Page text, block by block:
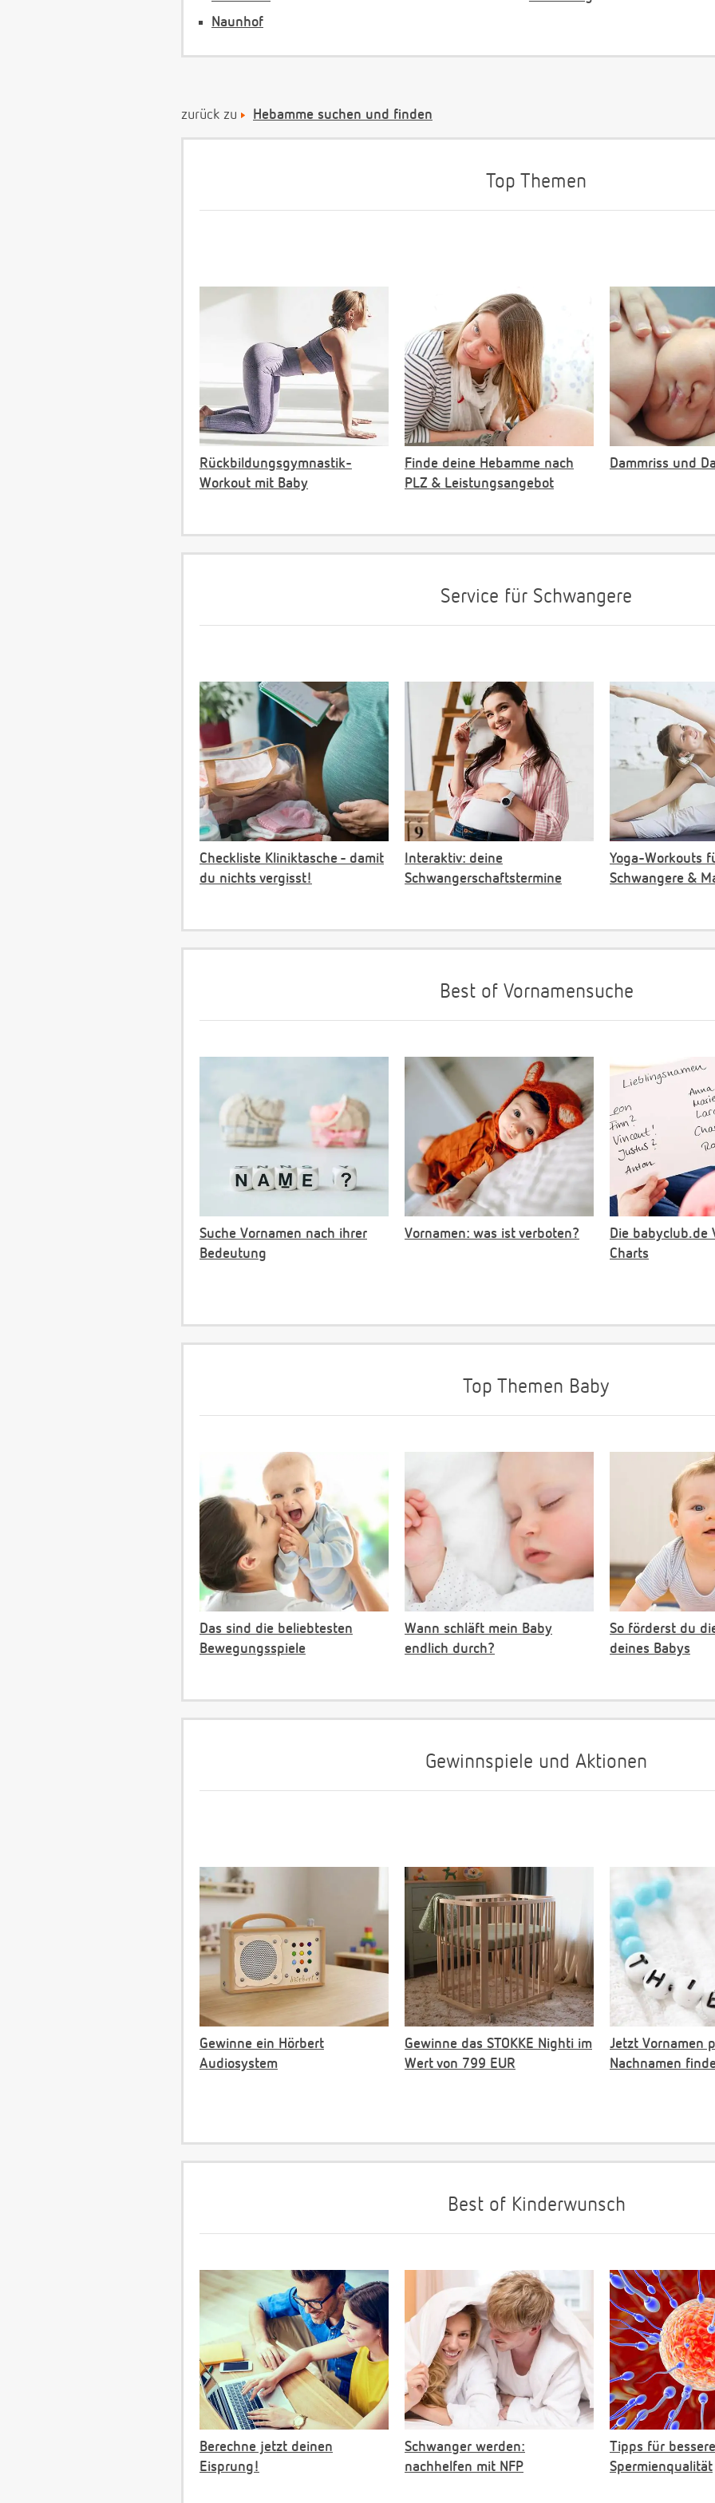
Naunhof
zurück zu Hebamme suchen und finden
Top Themen
Rückbildungsgymnastik-
Workout mit Baby
Finde deine Hebamme nach
PLZ & Leistungsangebot
Dammriss und
Service für Schwangere
Checkliste Kliniktasche - damit
du nichts vergisst!
Interaktiv: deine
Schwangerschaftstermine
Yoga-Workouts
Schwangere &
Best of Vornamensuche
Suche Vornamen nach ihrer
Bedeutung
Vornamen: was ist verboten?
Die babyclub.de
Charts
Top Themen Baby
Das sind die beliebtesten
Bewegungsspiele
Wann schläft mein Baby
endlich durch?
So förderst du
deines Babys
Gewinnspiele und Aktionen
Gewinne ein Hörbert
Audiosystem
Gewinne das STOKKE Nighti im
Wert von 799 EUR
Jetzt Vornamen
Nachnamen
Best of Kinderwunsch
Berechne jetzt deinen
Eisprung!
Schwanger werden:
nachhelfen mit NFP
Tipps für bessere
Spermienqualität